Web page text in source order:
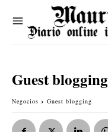
Guest blogging
Negocios Guest blogging